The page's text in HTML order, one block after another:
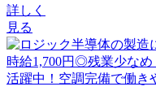
詳しく
見る